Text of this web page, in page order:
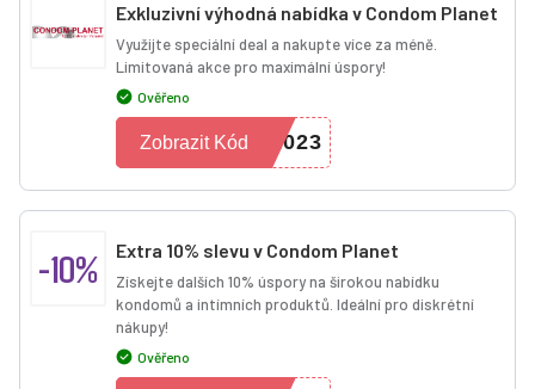
Exkluzivní výhodná nabídka v Condom Planet
Využijte speciální deal a nakupte více za méně.
Limitovaná akce pro maximální úspory!
Ověřeno
2023
Zobrazit Kód
-10% Extra 10% slevu v Condom Planet
Získejte dalších 10% úspory na širokou nabídku
kondomů a intímních produktů. Ideální pro diskrétní
nákupy!
Ověřeno